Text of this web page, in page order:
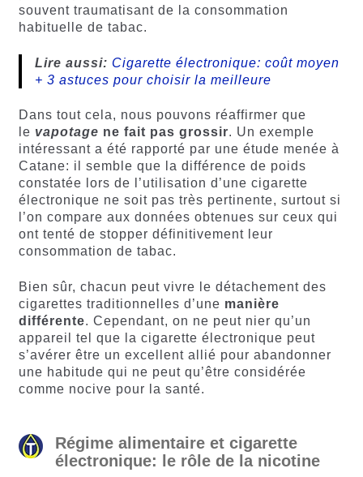
souvent traumatisant de la consommation
habituelle de tabac.
Lire aussi: Cigarette électronique: coût moyen
+ 3 astuces pour choisir la meilleure
Dans tout cela, nous pouvons réaffirmer que
le vapotage ne fait pas grossir. Un exemple
intéressant a été rapporté par une étude menée à
Catane: il semble que la différence de poids
constatée lors de l’utilisation d’une cigarette
électronique ne soit pas très pertinente, surtout si
l’on compare aux données obtenues sur ceux qui
ont tenté de stopper définitivement leur
consommation de tabac.
Bien sûr, chacun peut vivre le détachement des
cigarettes traditionnelles d’une manière
différente. Cependant, on ne peut nier qu’un
appareil tel que la cigarette électronique peut
s’avérer être un excellent allié pour abandonner
une habitude qui ne peut qu’être considérée
comme nocive pour la santé.
Régime alimentaire et cigarette
électronique: le rôle de la nicotine